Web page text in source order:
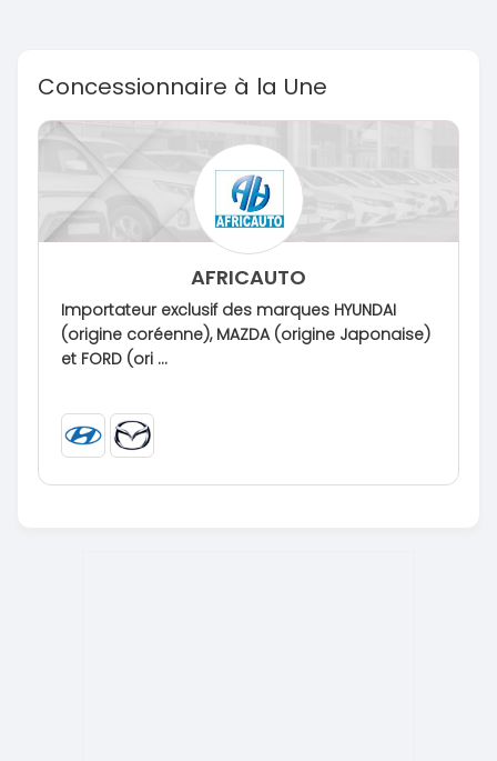
Concessionnaire à la Une
AFRICAUTO
Importateur exclusif des marques HYUNDAI
(origine coréenne), MAZDA (origine Japonaise)
et FORD (ori ...